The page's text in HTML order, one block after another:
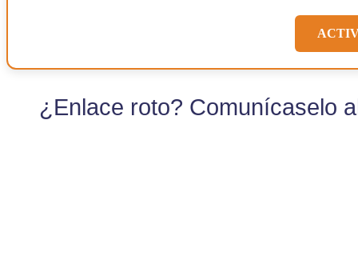
¿Enlace roto? Comunícaselo